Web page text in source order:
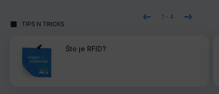
TIPS N TRICKS
1 - 4
Što je RFID?